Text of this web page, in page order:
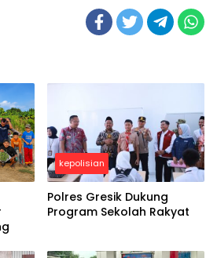
kepolisian
Polres Gresik Dukung
Program Sekolah Rakyat